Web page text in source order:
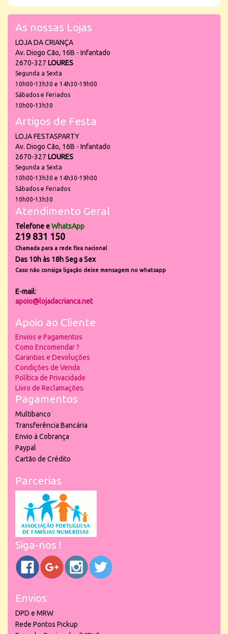
As nossas Lojas
LOJA DA CRIANÇA
Av. Diogo Cão, 16B - Infantado
2670-327 LOURES
Segunda a Sexta
10h00-13h30 e 14h30-19h00
Sábados e Feriados
10h00-13h30
Artigos de Festa
LOJA FESTASPARTY
Av. Diogo Cão, 16B - Infantado
2670-327 LOURES
Segunda a Sexta
10h00-13h30 e 14h30-19h00
Sábados e Feriados
10h00-13h30
Atendimento Geral
Telefone eWhatsApp
219 831 150
Chamada para a rede fixa nacional
Das 10h às 18h Seg a Sex
Caso não consiga ligação deixe mensagem no whatsapp
E-mail:
apoio@lojadacrianca.net
Apoio ao Cliente
Envios e Pagamentos
Como Encomendar ?
Garantias e Devoluções
Condições de Venda
Política de Privacidade
Livro de Reclamações
Pagamentos
Multibanco
Transferência Bancária
Envio à Cobrança
Paypal
Cartão de Crédito
Parcerias
Siga-nos !
Envios
DPD e MRW
Rede Pontos Pickup